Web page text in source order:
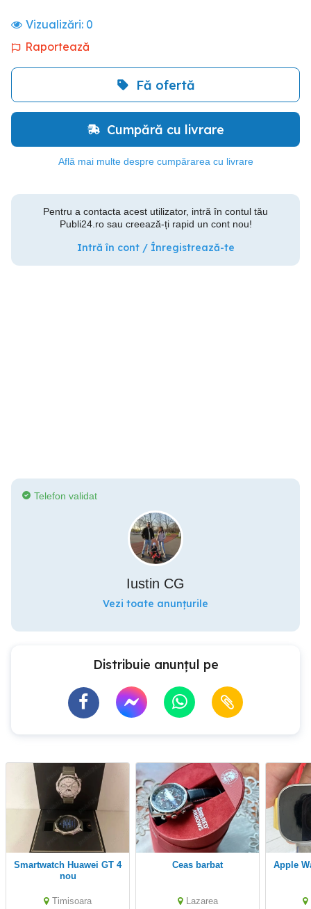
Vizualizări: 0
Raportează
Fă ofertă
Cumpără cu livrare
Află mai multe despre cumpărarea cu livrare
Pentru a contacta acest utilizator, intră în contul tău
Publi24.ro sau creează-ți rapid un cont nou!
Intră în cont / Înregistrează-te
Telefon validat
Iustin CG
Vezi toate anunțurile
Distribuie anunțul pe
Smartwatch Huawei GT 4
nou
Timisoara
ceas barbat
Lazarea
Apple